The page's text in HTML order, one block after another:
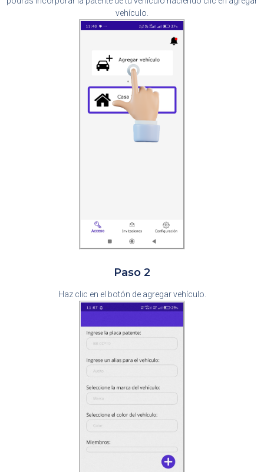
vehículo.
Paso 2
Haz clic en el botón de agregar vehículo.